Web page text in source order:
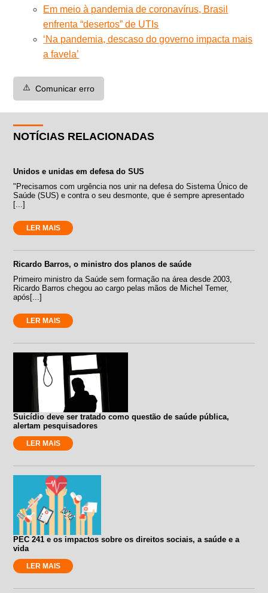
Em meio à pandemia de coronavírus, Brasil
enfrenta “desertos” de UTIs
‘Na pandemia, descaso do governo impacta mais
a favela’
⚠️ Comunicar erro
NOTÍCIAS RELACIONADAS
Unidos e unidas em defesa do SUS
"Precisamos com urgência nos unir na defesa do Sistema Único de
Saúde (SUS) e contra o seu desmonte, que é sempre apresentado
[...]
LER MAIS
Ricardo Barros, o ministro dos planos de saúde
Primeiro ministro da Saúde sem formação na área desde 2003,
Ricardo Barros chegou ao cargo pelas mãos de Michel Temer,
após[...]
LER MAIS
Suicídio deve ser tratado como questão de saúde pública,
alertam pesquisadores
LER MAIS
PEC 241 e os impactos sobre os direitos sociais, a saúde e a
vida
LER MAIS